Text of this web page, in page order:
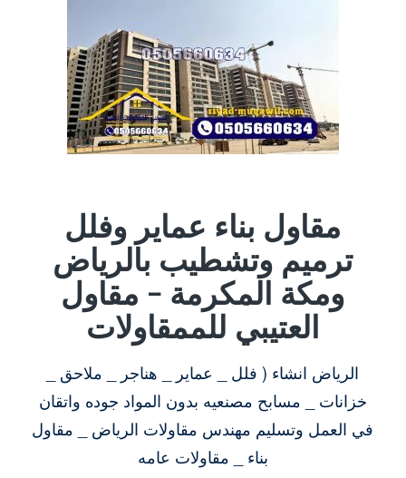
مقاول بناء عماير وفلل
ترميم وتشطيب بالرياض
ومكة المكرمة – مقاول
العتيبي للممقاولات
الرياض انشاء ( فلل _ عماير _ هناجر _ ملاحق _
خزانات _ مسابح مصنعيه بدون المواد جوده واتقان
في العمل وتسليم مهندس مقاولات الرياض _ مقاول
بناء _ مقاولات عامه